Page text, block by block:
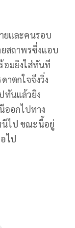
ยและคนรอบ
สถาพรซึ่งแอบ
อมยิงใส่ทันที
าตกใจจึงวิ่ง
ทันแล้วยิง
ออกไปทาง
ไป ขณะนี้อยู่
ไป